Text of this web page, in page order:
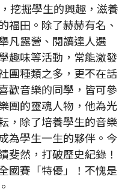
挖掘學生的興趣，滋養
福田。除了赫赫有名、
凡露營、閱讀達人選
趣味等活動，常能激發
團種類之多，更不在話
歡音樂的同學，皆可參
團的靈魂人物，他為光
，除了培養學生的音樂
為學生一生的夥伴。今
斐然，打破歷史紀錄！
國賽「特優」！不愧是